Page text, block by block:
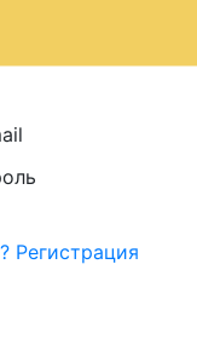
Регистрация